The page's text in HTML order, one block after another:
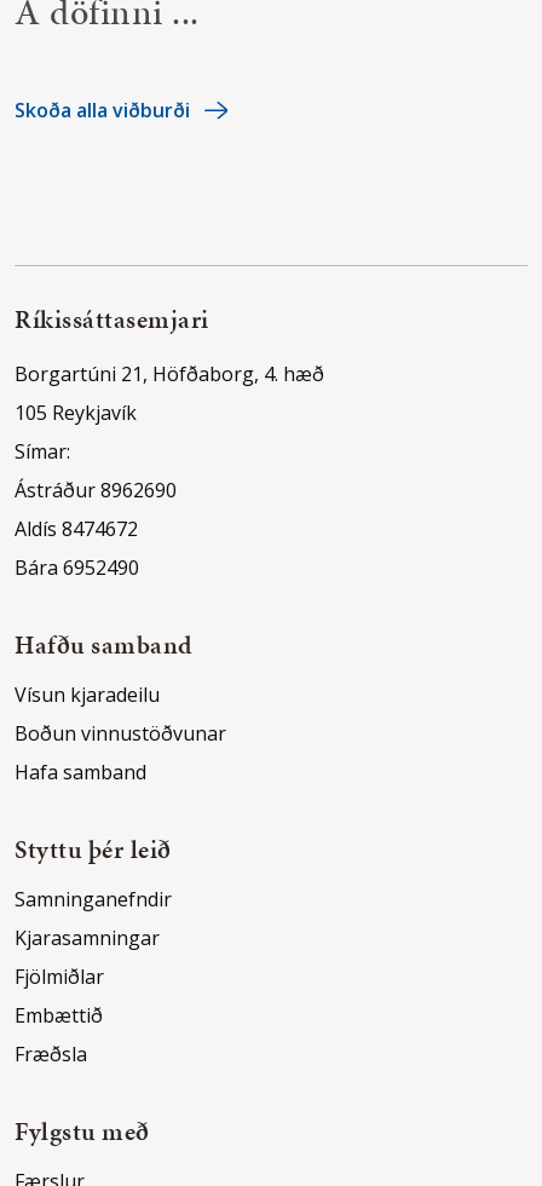
Á döfinni ...
Skoða alla viðburði
Ríkissáttasemjari
Borgartúni 21, Höfðaborg, 4. hæð
105 Reykjavík
Símar:
Ástráður 8962690
Aldís 8474672
Bára 6952490
Hafðu samband
Vísun kjaradeilu
Boðun vinnustöðvunar
Hafa samband
Styttu þér leið
Samninganefndir
Kjarasamningar
Fjölmiðlar
Embættið
Fræðsla
Fylgstu með